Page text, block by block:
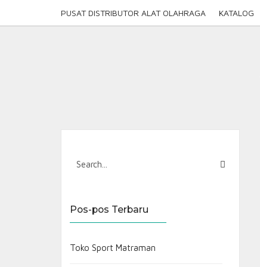
PUSAT DISTRIBUTOR ALAT OLAHRAGA KATALOG
Pos-pos Terbaru
Toko Sport Matraman